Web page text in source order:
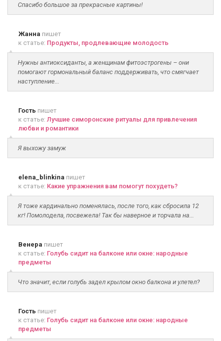
Спасибо большое за прекрасные картины!
Жанна пишет
к статье: Продукты, продлевающие молодость
Нужны антиоксиданты, а женщинам фитоэстрогены – они
помогают гормональный баланс поддерживать, что смягчает
наступление...
Гость пишет
к статье: Лучшие симоронские ритуалы для привлечения
любви и романтики
Я выхожу замуж
elena_blinkina пишет
к статье: Какие упражнения вам помогут похудеть?
Я тоже кардинально поменялась, после того, как сбросила 12
кг! Помолодела, посвежела! Так бы наверное и торчала на...
Венера пишет
к статье: Голубь сидит на балконе или окне: народные
предметы
Что значит, если голубь задел крылом окно балкона и улетел?
Гость пишет
к статье: Голубь сидит на балконе или окне: народные
предметы